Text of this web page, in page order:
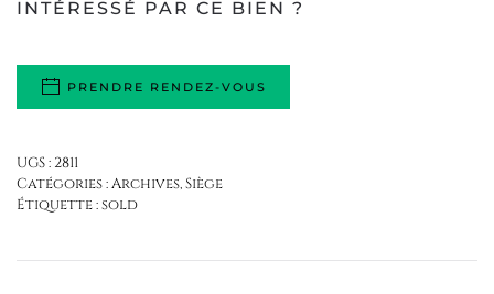
INTÉRESSÉ PAR CE BIEN ?
PRENDRE RENDEZ-VOUS
UGS : 2811
Catégories :Archives,Siège
Étiquette :sold